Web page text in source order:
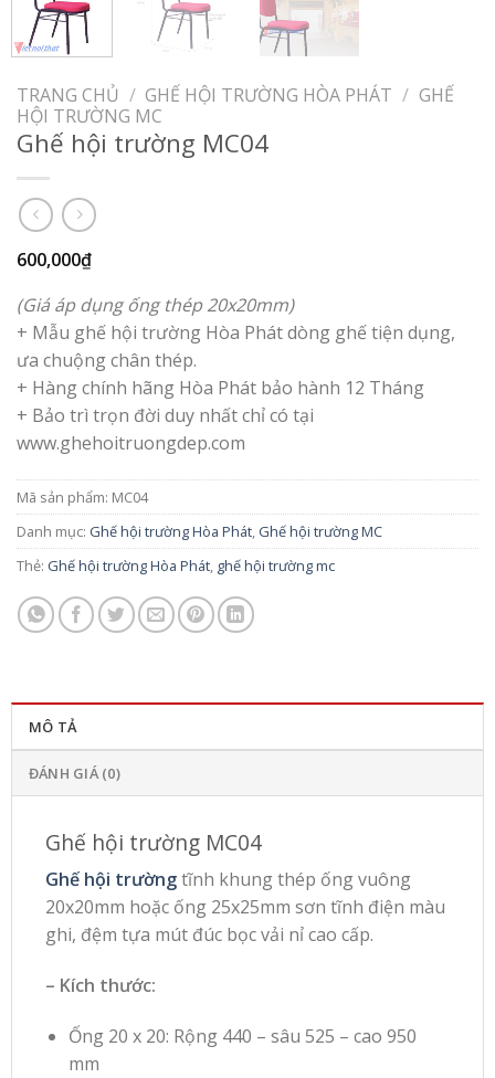
TRANG CHỦ / GHẾ HỘI TRƯỜNG HÒA PHÁT / GHẾ
HỘI TRƯỜNG MC
Ghế hội trường MC04
600,000₫
(Giá áp dụng ống thép 20x20mm)
+ Mẫu ghế hội trường Hòa Phát dòng ghế tiện dụng,
ưa chuộng chân thép.
+ Hàng chính hãng Hòa Phát bảo hành 12 Tháng
+ Bảo trì trọn đời duy nhất chỉ có tại
www.ghehoitruongdep.com
Mã sản phẩm: MC04
Danh mục: Ghế hội trường Hòa Phát, Ghế hội trường MC
Thẻ: Ghế hội trường Hòa Phát, ghế hội trường mc
MÔ TẢ
ĐÁNH GIÁ (0)
Ghế hội trường MC04
Ghế hội trườngtĩnh khung thép ống vuông
20x20mm hoặc ống 25x25mm sơn tĩnh điện màu
ghi, đệm tựa mút đúc bọc vải nỉ cao cấp.
– Kích thước:
Ống 20 x 20: Rộng 440 – sâu 525 – cao 950
mm